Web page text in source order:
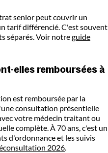
senior peut couvrir un
tarif différencié. C'est souvent
séparés. Voir notreguide
elles remboursées à
est remboursée par la
consultation présentielle
votre médecin traitant ou
complète. À 70 ans, c'est un
d'ordonnance et les suivis
2026.